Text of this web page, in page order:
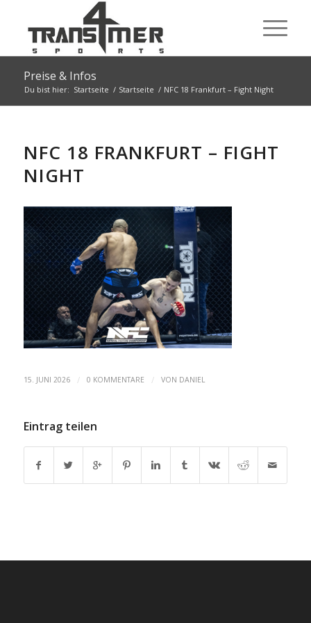
Preise & Infos
Du bist hier: Startseite / Startseite / NFC 18 Frankfurt – Fight Night
NFC 18 FRANKFURT – FIGHT
NIGHT
15. JUNI 2026 / 0 KOMMENTARE / VON DANIEL
Eintrag teilen